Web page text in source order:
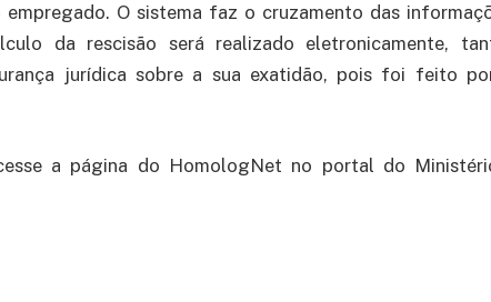
O sistema faz o cruzamento das
da rescisão será realizado eletronicamente,
jurídica sobre a sua exatidão, pois foi feito
a página do HomologNet no portal do